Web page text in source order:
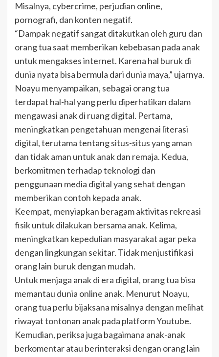
Misalnya, cybercrime, perjudian online,
pornografi, dan konten negatif.
“Dampak negatif sangat ditakutkan oleh guru dan
orang tua saat memberikan kebebasan pada anak
untuk mengakses internet. Karena hal buruk di
dunia nyata bisa bermula dari dunia maya,” ujarnya.
Noayu menyampaikan, sebagai orang tua
terdapat hal-hal yang perlu diperhatikan dalam
mengawasi anak di ruang digital. Pertama,
meningkatkan pengetahuan mengenai literasi
digital, terutama tentang situs-situs yang aman
dan tidak aman untuk anak dan remaja. Kedua,
berkomitmen terhadap teknologi dan
penggunaan media digital yang sehat dengan
memberikan contoh kepada anak.
Keempat, menyiapkan beragam aktivitas rekreasi
fisik untuk dilakukan bersama anak. Kelima,
meningkatkan kepedulian masyarakat agar peka
dengan lingkungan sekitar. Tidak menjustifikasi
orang lain buruk dengan mudah.
Untuk menjaga anak di era digital, orang tua bisa
memantau dunia online anak. Menurut Noayu,
orang tua perlu bijaksana misalnya dengan melihat
riwayat tontonan anak pada platform Youtube.
Kemudian, periksa juga bagaimana anak-anak
berkomentar atau berinteraksi dengan orang lain